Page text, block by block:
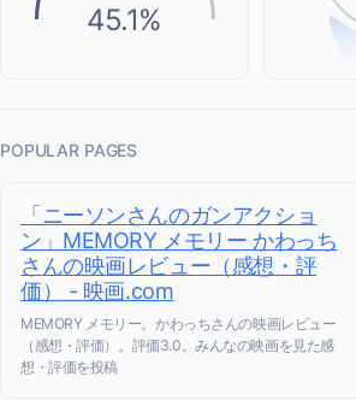
45.1%
POPULAR PAGES
「ニーソンさんのガンアクショ
ン」MEMORY メモリー かわっち
さんの映画レビュー（感想・評
価） - 映画.com
MEMORY メモリー。かわっちさんの映画レビュー
（感想・評価）。評価3.0。みんなの映画を見た感
想・評価を投稿